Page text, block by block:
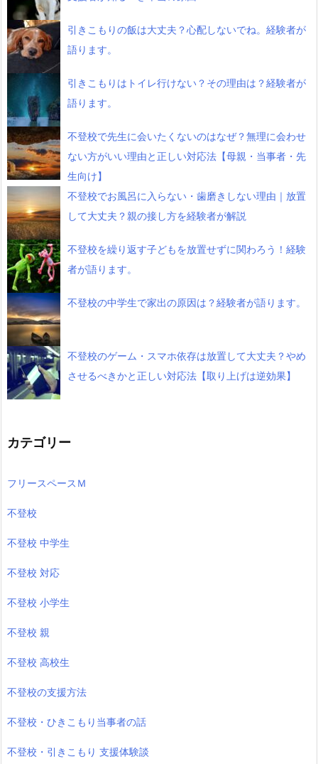
引きこもりの飯は大丈夫？心配しないでね。経験者が
語ります。
引きこもりはトイレ行けない？その理由は？経験者が
語ります。
不登校で先生に会いたくないのはなぜ？無理に会わせ
ない方がいい理由と正しい対応法【母親・当事者・先
生向け】
不登校でお風呂に入らない・歯磨きしない理由｜放置
して大丈夫？親の接し方を経験者が解説
不登校を繰り返す子どもを放置せずに関わろう！経験
者が語ります。
不登校の中学生で家出の原因は？経験者が語ります。
不登校のゲーム・スマホ依存は放置して大丈夫？やめ
させるべきかと正しい対応法【取り上げは逆効果】
カテゴリー
フリースペースＭ
不登校
不登校 中学生
不登校 対応
不登校 小学生
不登校 親
不登校 高校生
不登校の支援方法
不登校・ひきこもり当事者の話
不登校・引きこもり 支援体験談